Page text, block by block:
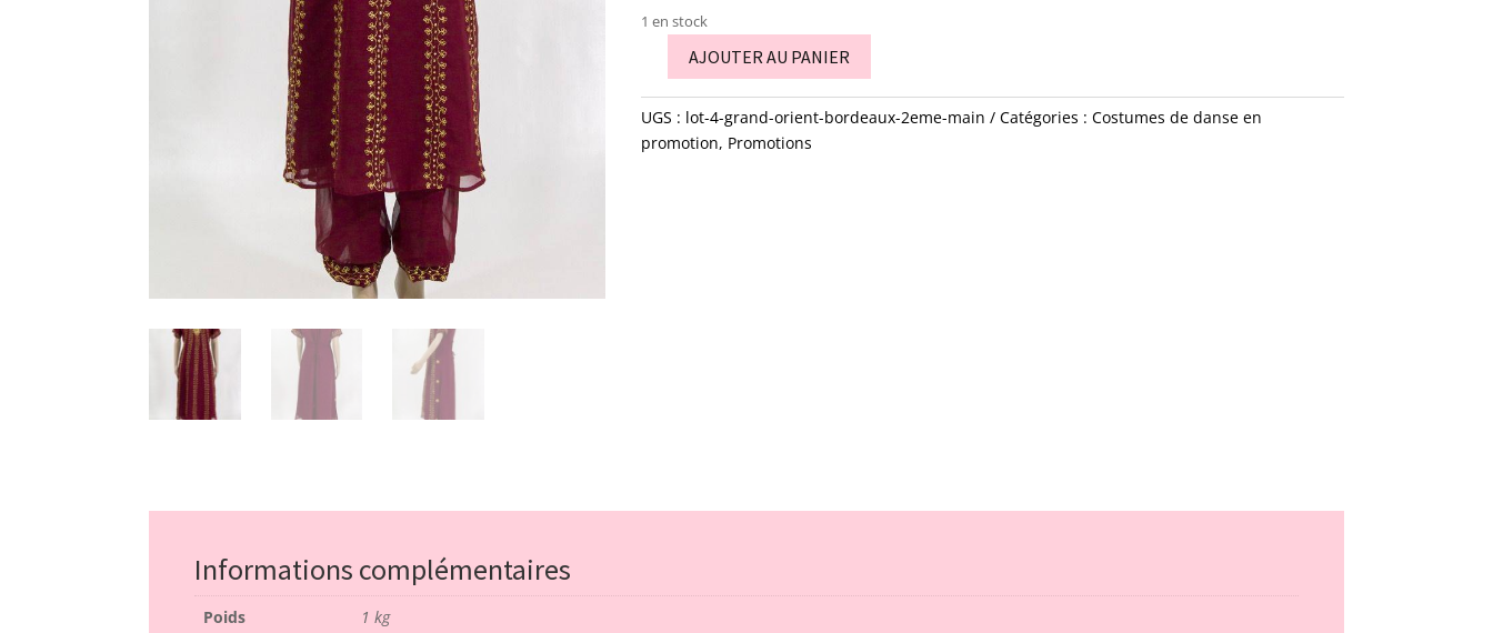
1 en stock
quantité
de
lot
4
AJOUTER AU PANIER
UGS : lot-4-grand-orient-bordeaux-2eme-main Catégories :Costumes de danse en
promotion, Promotions
Informations complémentaires
Poids 1 kg